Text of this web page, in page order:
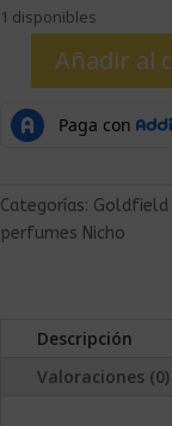
1 disponibles
Añadir al
Categorías: Goldfield
perfumes Nicho
Descripción
Valoraciones (0)